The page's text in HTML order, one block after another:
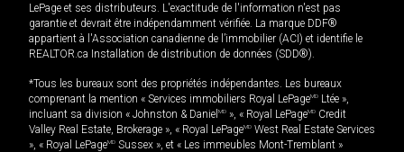
LePage et ses distributeurs. L'exactitude de l'information n'est pas
garantie et devrait être indépendamment vérifiée. La marque DDF®
appartient à l'Association canadienne de l’immobilier (ACI) et identifie le
REALTOR.ca Installation de distribution de données (SDD®).
*Tous les bureaux sont des propriétés indépendantes. Les bureaux
comprenant la mention « Services immobiliers Royal LePageMD Ltée »,
incluant sa division « Johnston & Daniel MD », « Royal LePageMD Credit
Valley Real Estate, Brokerage », « Royal LePageMD West Real Estate Services
», « Royal LePageMD Sussex », et « Les immeubles Mont-Tremblant »